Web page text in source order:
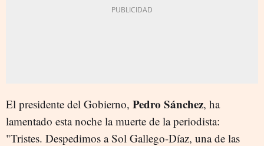
El presidente del Gobierno, Pedro Sánchez, ha
lamentado esta noche la muerte de la periodista:
"Tristes. Despedimos a Sol Gallego-Díaz, una de las